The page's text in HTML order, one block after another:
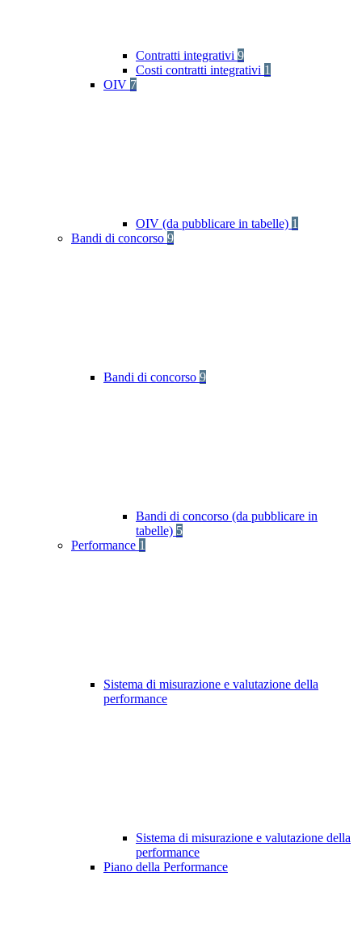
Contratti integrativi 9
Costi contratti integrativi 1
OIV 7
OIV (da pubblicare in tabelle) 1
Bandi di concorso 9
Bandi di concorso 9
Bandi di concorso (da pubblicare in
tabelle) 5
Performance 1
Sistema di misurazione e valutazione della
performance
Sistema di misurazione e valutazione della
performance
Piano della Performance